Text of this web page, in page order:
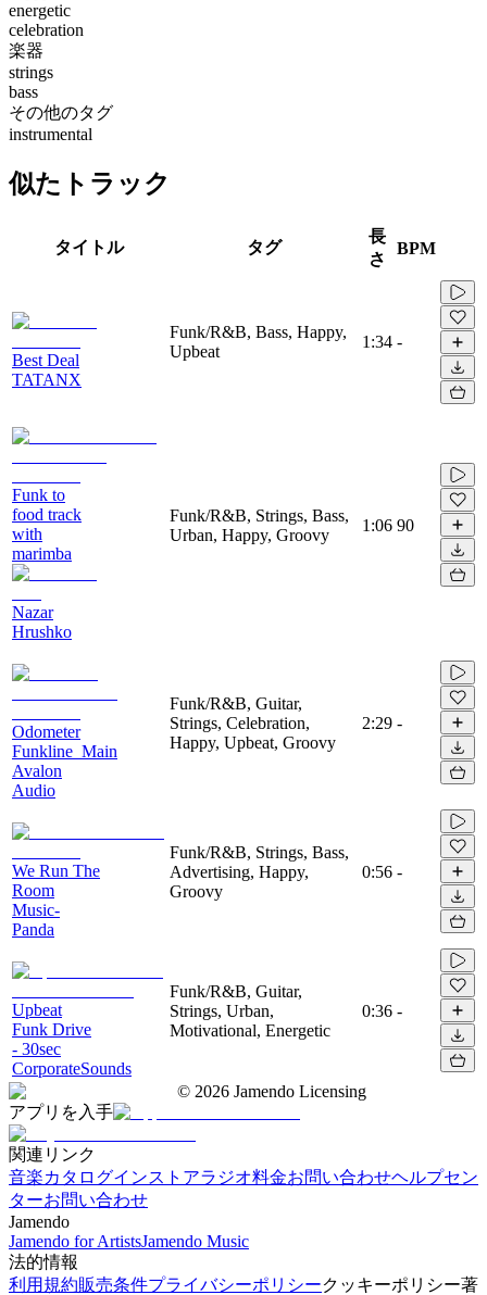
energetic
celebration
楽器
strings
bass
その他のタグ
instrumental
似たトラック
タイトル タグ
長
さ
BPM
Best Deal
TATANX
Funk/R&B, Bass, Happy,
Upbeat
1:34 -
Funk to
food track
with
marimba
Nazar
Hrushko
Funk/R&B, Strings, Bass,
Urban, Happy, Groovy
1:06 90
Odometer
Funkline_Main
Avalon
Audio
Funk/R&B, Guitar,
Strings, Celebration,
Happy, Upbeat, Groovy
2:29 -
We Run The
Room
Music-
Panda
Funk/R&B, Strings, Bass,
Advertising, Happy,
Groovy
0:56 -
Upbeat
Funk Drive
- 30sec
CorporateSounds
Funk/R&B, Guitar,
Strings, Urban,
Motivational, Energetic
0:36 -
© 2026 Jamendo Licensing
アプリを入手
関連リンク
音楽カタログインストアラジオ料金お問い合わせヘルプセン
ターお問い合わせ
Jamendo
Jamendo for ArtistsJamendo Music
法的情報
利用規約販売条件プライバシーポリシークッキーポリシー著